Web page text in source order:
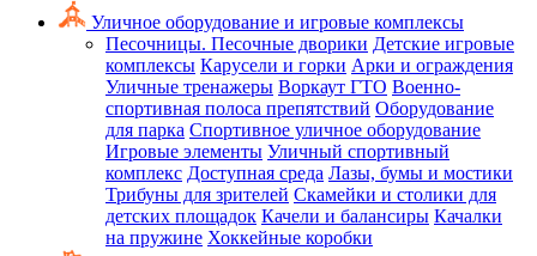
Уличное оборудование и игровые комплексы
Песочницы. Песочные дворики Детские игровые
комплексы Карусели и горки Арки и ограждения
Уличные тренажеры Воркаут ГТО Военно-
спортивная полоса препятствий Оборудование
для парка Спортивное уличное оборудование
Игровые элементы Уличный спортивный
комплекс Доступная среда Лазы, бумы и мостики
Трибуны для зрителей Скамейки и столики для
детских площадок Качели и балансиры Качалки
на пружине Хоккейные коробки